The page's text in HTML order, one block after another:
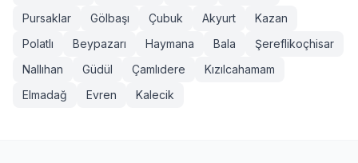
Pursaklar
Gölbaşı Çubuk Akyurt
Kazan
Polatlı
Beypazarı Haymana Bala
Şereflikoçhisar
Nallıhan
Güdül Çamlıdere
Kızılcahamam
Elmadağ
Evren Kalecik